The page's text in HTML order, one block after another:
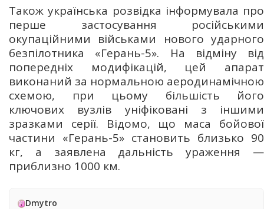
Також українська розвідка інформувала про
перше застосування російськими
окупаційними військами нового ударного
безпілотника «Герань-5». На відміну від
попередніх модифікацій, цей апарат
виконаний за нормальною аеродинамічною
схемою, при цьому більшість його
ключових вузлів уніфіковані з іншими
зразками серії. Відомо, що маса бойової
частини «Герань-5» становить близько 90
кг, а заявлена дальність ураження —
приблизно 1000 км.
Dmytro